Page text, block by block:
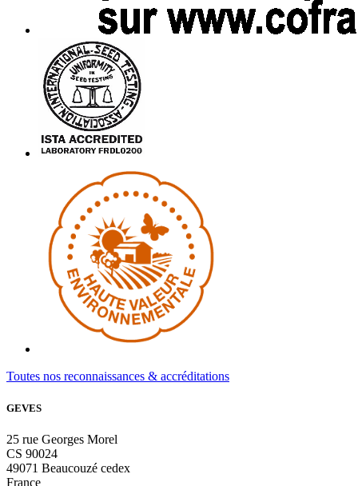
Toutes nos reconnaissances & accréditations
GEVES
25 rue Georges Morel
CS 90024
49071 Beaucouzé cedex
France